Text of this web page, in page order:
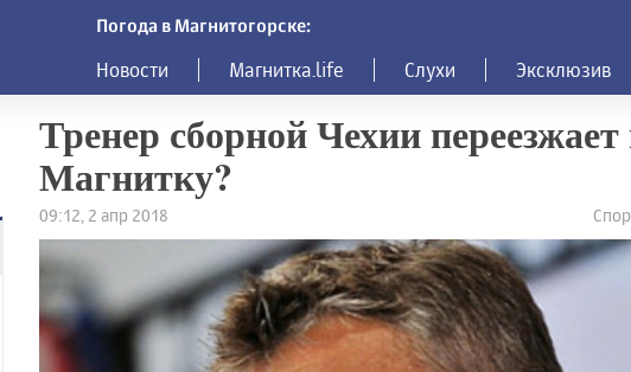
Погода в Магнитогорске:
Новости Магнитка.life Слухи Эксклюзив
Тренер сборной Чехии переезжает
Магнитку?
09:12, 2 апр 2018